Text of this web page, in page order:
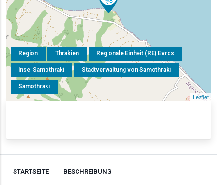
Region Thrakien Regionale Einheit (RE) Evros
Insel Samothraki Stadtverwaltung von Samothraki
Samothraki
Leaflet
STARTSEITE BESCHREIBUNG